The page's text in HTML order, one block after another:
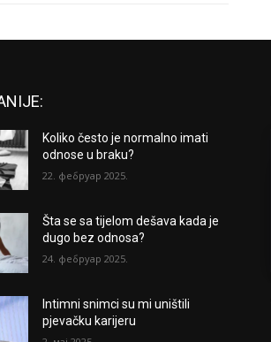
Koliko često je normalno imati
odnose u braku?
22. фебруар 2025.
Šta se sa tijelom dešava kada je
dugo bez odnosa?
24. фебруар 2025.
Intimni snimci su mi uništili
pjevačku karijeru